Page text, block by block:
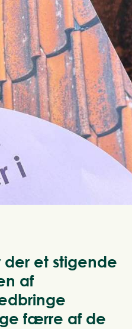
et stigende
af
færre af de